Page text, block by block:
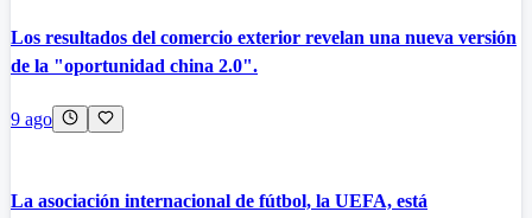
Los resultados del comercio exterior revelan una nueva versión
de la "oportunidad china 2.0".
9 ago
La asociación internacional de fútbol, la UEFA, está